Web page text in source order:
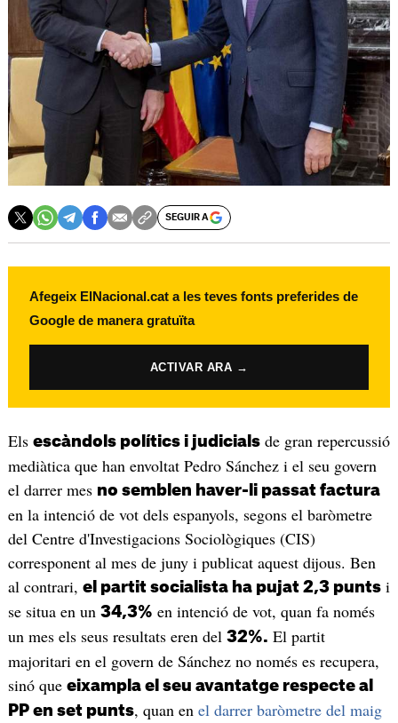
SEGUIR A
Afegeix ElNacional.cat a les teves fonts preferides de
Google de manera gratuïta
ACTIVAR ARA →
Els escàndols polítics i judicialsde gran repercussió
mediàtica que han envoltat Pedro Sánchez i el seu govern
el darrer mes no semblen haver-li passat factura
en la intenció de vot dels espanyols, segons el baròmetre
del Centre d'Investigacions Sociològiques (CIS)
corresponent al mes de juny i publicat aquest dijous. Ben
al contrari, el partit socialista ha pujat 2,3 puntsi
se situa en un 34,3% en intenció de vot, quan fa només
un mes els seus resultats eren del 32%. El partit
majoritari en el govern de Sánchez no només es recupera,
sinó que eixampla el seu avantatge respecte al
PP en set punts, quan en el darrer baròmetre del maig